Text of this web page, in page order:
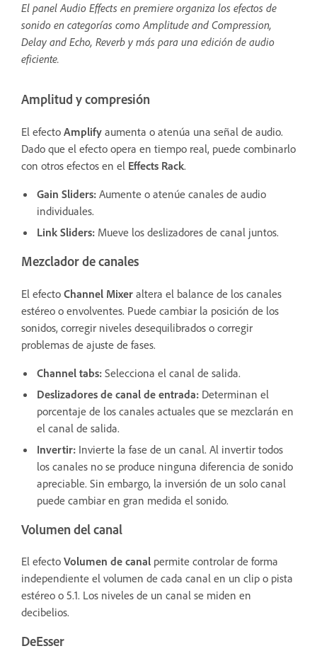
El panel Audio Effects en premiere organiza los efectos de
sonido en categorías como Amplitude and Compression,
Delay and Echo, Reverb y más para una edición de audio
eficiente.
Amplitud y compresión
El efecto Amplify aumenta o atenúa una señal de audio.
Dado que el efecto opera en tiempo real, puede combinarlo
con otros efectos en el Effects Rack.
Gain Sliders: Aumente o atenúe canales de audio
individuales.
Link Sliders: Mueve los deslizadores de canal juntos.
Mezclador de canales
El efecto Channel Mixer altera el balance de los canales
estéreo o envolventes. Puede cambiar la posición de los
sonidos, corregir niveles desequilibrados o corregir
problemas de ajuste de fases.
Channel tabs: Selecciona el canal de salida.
Deslizadores de canal de entrada: Determinan el
porcentaje de los canales actuales que se mezclarán en
el canal de salida.
Invertir: Invierte la fase de un canal. Al invertir todos
los canales no se produce ninguna diferencia de sonido
apreciable. Sin embargo, la inversión de un solo canal
puede cambiar en gran medida el sonido.
Volumen del canal
El efecto Volumen de canal permite controlar de forma
independiente el volumen de cada canal en un clip o pista
estéreo o 5.1. Los niveles de un canal se miden en
decibelios.
DeEsser